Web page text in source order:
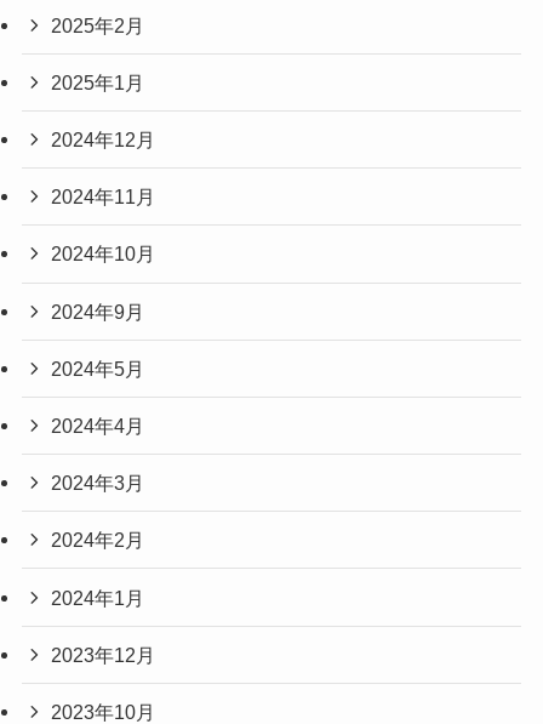
2025年2月
2025年1月
2024年12月
2024年11月
2024年10月
2024年9月
2024年5月
2024年4月
2024年3月
2024年2月
2024年1月
2023年12月
2023年10月